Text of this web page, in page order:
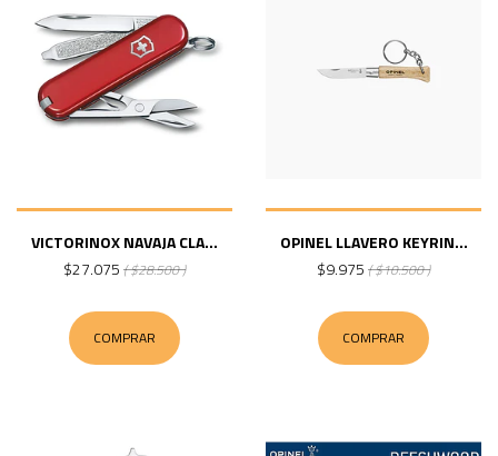
VICTORINOX NAVAJA CLA...
$27.075 ( $28.500 )
COMPRAR
OPINEL LLAVERO KEYRIN...
$9.975 ( $10.500 )
COMPRAR